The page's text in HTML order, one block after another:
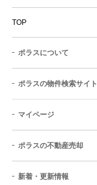
TOP
ポラスについて
ポラスの物件検索サイト
マイページ
ポラスの不動産売却
新着・更新情報